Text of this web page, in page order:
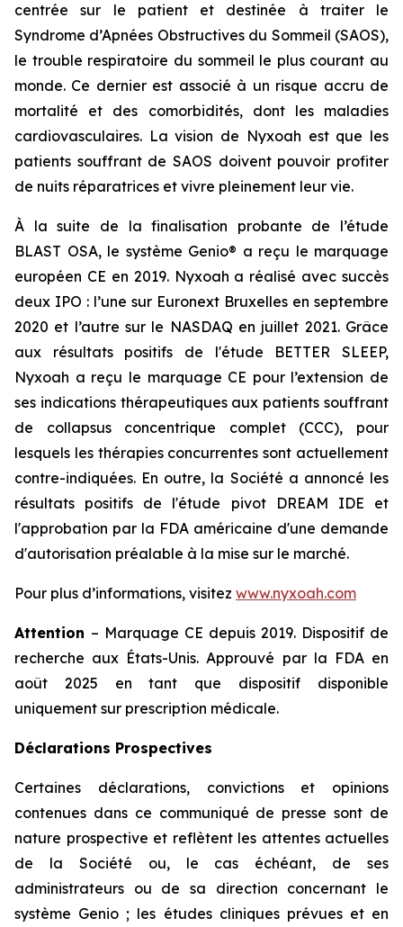
centrée sur le patient et destinée à traiter le
Syndrome d’Apnées Obstructives du Sommeil (SAOS),
le trouble respiratoire du sommeil le plus courant au
monde. Ce dernier est associé à un risque accru de
mortalité et des comorbidités, dont les maladies
cardiovasculaires. La vision de Nyxoah est que les
patients souffrant de SAOS doivent pouvoir profiter
de nuits réparatrices et vivre pleinement leur vie.
À la suite de la finalisation probante de l’étude
BLAST OSA, le système Genio® a reçu le marquage
européen CE en 2019. Nyxoah a réalisé avec succès
deux IPO : l’une sur Euronext Bruxelles en septembre
2020 et l’autre sur le NASDAQ en juillet 2021. Grâce
aux résultats positifs de l'étude BETTER SLEEP,
Nyxoah a reçu le marquage CE pour l’extension de
ses indications thérapeutiques aux patients souffrant
de collapsus concentrique complet (CCC), pour
lesquels les thérapies concurrentes sont actuellement
contre-indiquées. En outre, la Société a annoncé les
résultats positifs de l'étude pivot DREAM IDE et
l'approbation par la FDA américaine d'une demande
d'autorisation préalable à la mise sur le marché.
Pour plus d’informations, visitez www.nyxoah.com
Attention – Marquage CE depuis 2019. Dispositif de
recherche aux États-Unis. Approuvé par la FDA en
août 2025 en tant que dispositif disponible
uniquement sur prescription médicale.
Déclarations Prospectives
Certaines déclarations, convictions et opinions
contenues dans ce communiqué de presse sont de
nature prospective et reflètent les attentes actuelles
de la Société ou, le cas échéant, de ses
administrateurs ou de sa direction concernant le
système Genio ; les études cliniques prévues et en